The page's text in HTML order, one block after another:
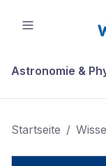
Astronomie &
Startseite /